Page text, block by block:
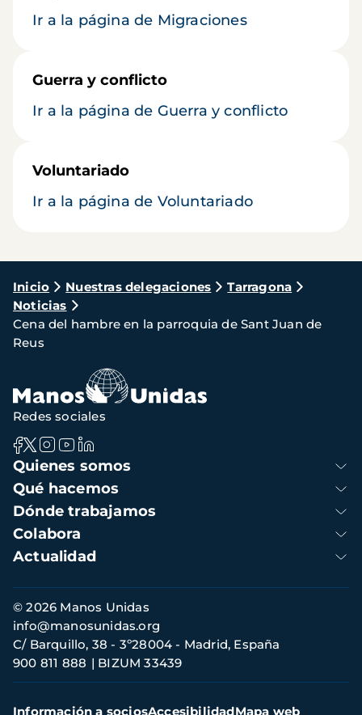
Ir a la página de Migraciones
Guerra y conflicto
Ir a la página de Guerra y conflicto
Voluntariado
Ir a la página de Voluntariado
Ruta
de
navegación
Inicio Nuestras delegaciones
Tarragona
Noticias
Cena del hambre en la parroquia de Sant Juan de
Reus
Navegación
principal
Quienes somos
Qué hacemos
Dónde trabajamos
Colabora
Actualidad
Redes sociales
Información
de
contacto
© 2026 Manos Unidas
C/ Barquillo, 38 - 3º28004 - Madrid, España
900 811 888
BIZUM 33439
info@manosunidas.org
Menú
Información a sociosAccesibilidadMapa web